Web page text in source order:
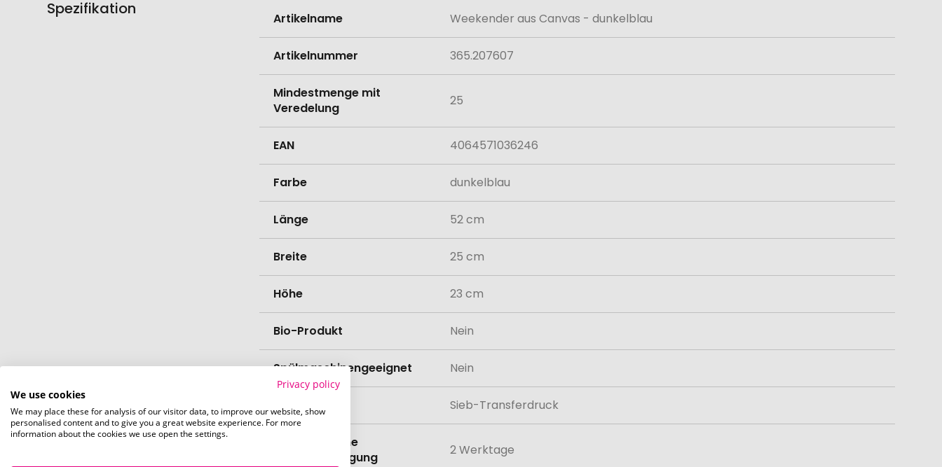
Spezifikation
Informationen
Artikelname Weekender aus Canvas - dunkelblau
Artikelnummer 365.207607
Mindestmenge mit
Veredelung
25
EAN 4064571036246
Farbe dunkelblau
Länge 52 cm
Breite 25 cm
Höhe 23 cm
Bio-Produkt Nein
Spülmaschinengeeignet Nein
Veredelung Sieb-Transferdruck
Lieferzeit ohne
Werbeanbringung
2 Werktage
Privacy policy
We use cookies
We may place these for analysis of our visitor data, to improve our website, show
personalised content and to give you a great website experience. For more
information about the cookies we use open the settings.